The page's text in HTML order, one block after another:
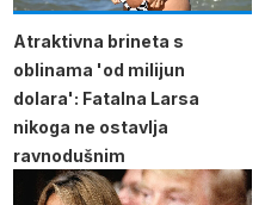
Atraktivna brineta s
oblinama 'od milijun
dolara': Fatalna Larsa
nikoga ne ostavlja
ravnodušnim